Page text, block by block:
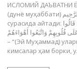
ИСЛОМИЙ ДАЪВАТНИ
(дунё муҳаббати) بِسْمِ اللهِ الرَّحْمٰنِ الرَّحِيم Аллоҳ «Муҳаммад»
сурасида айтади: وَمِنْهُمْ مَنْ يَسْتَمِعُ إِلَيْكَ حَتَّى إِذَا خَرَجُوا مِنْ عِنْدِكَ قَالُوا
قُلُوبِهِمْ وَاتَّبَعُوا أَهْوَاءَهُمْ
– “(Эй Муҳаммад)
кимсалар ҳам борки,